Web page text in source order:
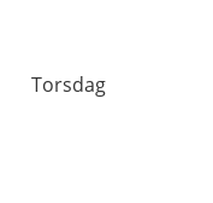
Torsdag